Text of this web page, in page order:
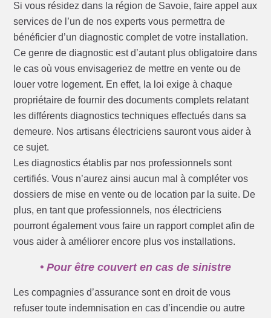
Si vous résidez dans la région de Savoie, faire appel aux
services de l’un de nos experts vous permettra de
bénéficier d’un diagnostic complet de votre installation.
Ce genre de diagnostic est d’autant plus obligatoire dans
le cas où vous envisageriez de mettre en vente ou de
louer votre logement. En effet, la loi exige à chaque
propriétaire de fournir des documents complets relatant
les différents diagnostics techniques effectués dans sa
demeure. Nos artisans électriciens sauront vous aider à
ce sujet.
Les diagnostics établis par nos professionnels sont
certifiés. Vous n’aurez ainsi aucun mal à compléter vos
dossiers de mise en vente ou de location par la suite. De
plus, en tant que professionnels, nos électriciens
pourront également vous faire un rapport complet afin de
vous aider à améliorer encore plus vos installations.
• Pour être couvert en cas de sinistre
Les compagnies d’assurance sont en droit de vous
refuser toute indemnisation en cas d’incendie ou autre